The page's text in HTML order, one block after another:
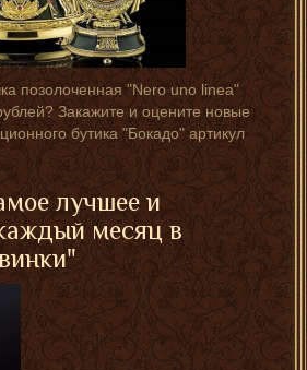
позолоченная "Nero uno linea"
Закажите и оцените новые
бутика "Бокадо" артикул
лучшее и
месяц в